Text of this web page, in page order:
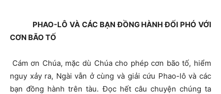
PHAO-LÔ VÀ CÁC BẠN ĐỒNG HÀNH ĐỐI PHÓ VỚI
CƠN BÃO TỐ
Cám ơn Chúa, mặc dù Chúa cho phép cơn bão tố, hiểm
nguy xảy ra, Ngài vẫn ở cùng và giải cứu Phao-lô và các
bạn đồng hành trên tàu. Đọc hết câu chuyện chúng ta